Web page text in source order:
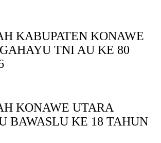
KABUPATEN KONAWE
TNI AU KE 80
KONAWE UTARA
BAWASLU KE 18 TAHUN